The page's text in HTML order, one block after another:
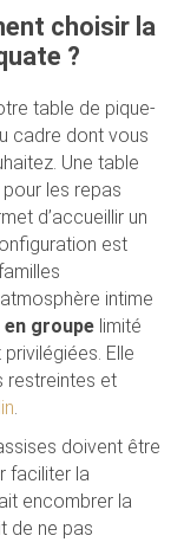
choisir la
?
table de pique-
cadre dont vous
Une table
les repas
d’accueillir un
est
intime
groupelimité
Elle
restreintes et
.
doivent être
faciliter la
encombrer la
de ne pas